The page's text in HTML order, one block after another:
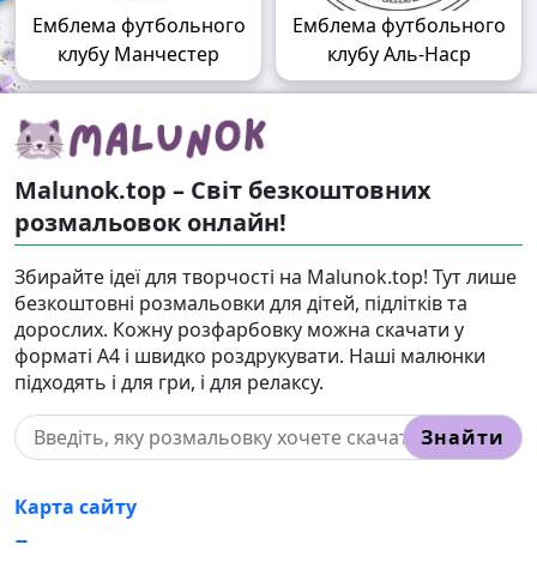
Емблема футбольного
клубу Манчестер
Емблема футбольного
клубу Аль-Наср
Malunok.top – Світ безкоштовних
розмальовок онлайн!
Збирайте ідеї для творчості на Malunok.top! Тут лише
безкоштовні розмальовки для дітей, підлітків та
дорослих. Кожну розфарбовку можна скачати у
форматі А4 і швидко роздрукувати. Наші малюнки
підходять і для гри, і для релаксу.
Знайти
Карта сайту
Правовласникам